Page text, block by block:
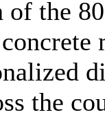
of the
the